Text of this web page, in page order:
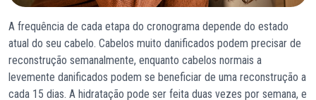
A frequência de cada etapa do cronograma depende do estado
atual do seu cabelo. Cabelos muito danificados podem precisar de
reconstrução semanalmente, enquanto cabelos normais a
levemente danificados podem se beneficiar de uma reconstrução a
cada 15 dias. A hidratação pode ser feita duas vezes por semana, e